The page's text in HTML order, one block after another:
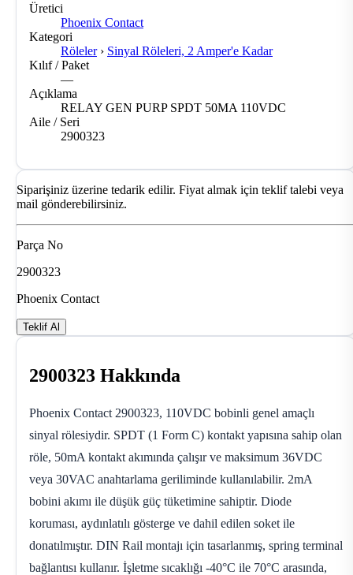
Üretici
Phoenix Contact
Kategori
Röleler › Sinyal Röleleri, 2 Amper'e Kadar
Kılıf / Paket
—
Açıklama
RELAY GEN PURP SPDT 50MA 110VDC
Aile / Seri
2900323
Siparişiniz üzerine tedarik edilir. Fiyat almak için teklif talebi veya
mail gönderebilirsiniz.
Parça No
2900323
Phoenix Contact
Teklif Al
2900323 Hakkında
Phoenix Contact 2900323, 110VDC bobinli genel amaçlı
sinyal rölesiydir. SPDT (1 Form C) kontakt yapısına sahip olan
röle, 50mA kontakt akımında çalışır ve maksimum 36VDC
veya 30VAC anahtarlama geriliminde kullanılabilir. 2mA
bobini akımı ile düşük güç tüketimine sahiptir. Diode
koruması, aydınlatılı gösterge ve dahil edilen soket ile
donatılmıştır. DIN Rail montajı için tasarlanmış, spring terminal
bağlantısı kullanır. İşletme sıcaklığı -40°C ile 70°C arasında,